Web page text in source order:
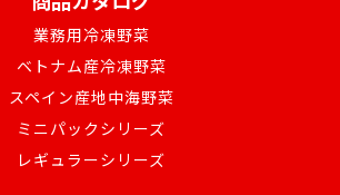
業務用冷凍野菜
ベトナム産冷凍野菜
スペイン産地中海野菜
ミニパックシリーズ
レギュラーシリーズ